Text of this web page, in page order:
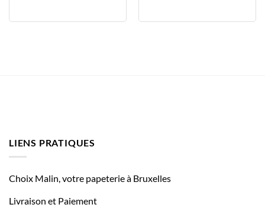
LIENS PRATIQUES
Choix Malin, votre papeterie à Bruxelles
Livraison et Paiement